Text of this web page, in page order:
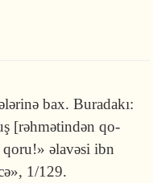
bax. Buradakı:
[rəhmətindən qo­
əlavəsi ibn
1/129.